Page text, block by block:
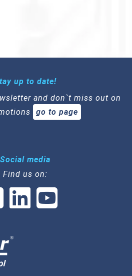
up to date!
and don`t miss out on
go to page
Social media
Find us on: